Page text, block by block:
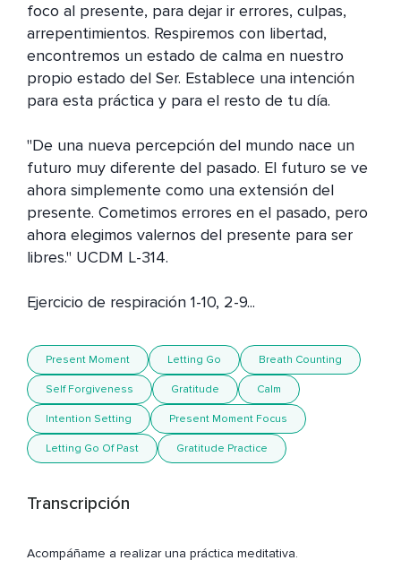
foco al presente, para dejar ir errores, culpas,
arrepentimientos. Respiremos con libertad,
encontremos un estado de calma en nuestro
propio estado del Ser. Establece una intención
para esta práctica y para el resto de tu día.
"De una nueva percepción del mundo nace un
futuro muy diferente del pasado. El futuro se ve
ahora simplemente como una extensión del
presente. Cometimos errores en el pasado, pero
ahora elegimos valernos del presente para ser
libres." UCDM L-314.
Ejercicio de respiración 1-10, 2-9...
Present Moment Letting Go Breath Counting
Self Forgiveness Gratitude Calm
Intention Setting Present Moment Focus
Letting Go Of Past Gratitude Practice
Transcripción
Acompáñame a realizar una práctica meditativa.